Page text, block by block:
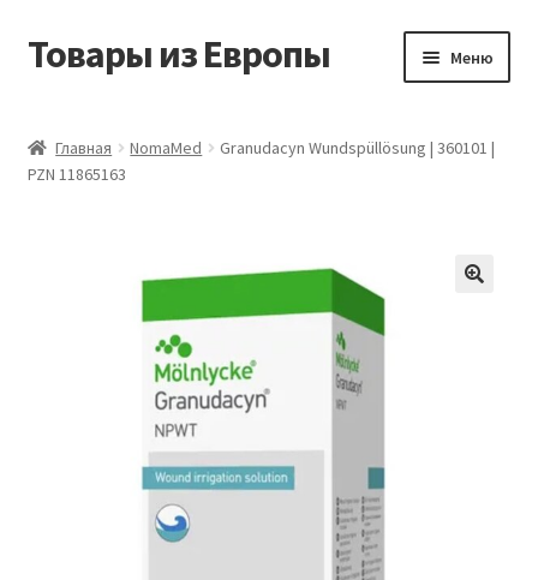
Перейти
Перейти
Товары из Европы Меню
Виды доставки
Оставить отзыв
Главная NomaMed
Granudacyn Wundspüllösung | 360101 |
PZN 11865163